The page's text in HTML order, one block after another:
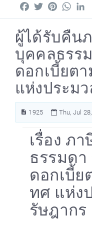
FacebookTwitterPinterest
ผู้ได้รับคืน
บุคคลธรร
ดอกเบี้ยต
แห่งประม
1925 Thu, Jul
เรื่อง ภ
ธรรมดา
ดอกเบี้ย
ทศ แห่ง
รัษฎากร